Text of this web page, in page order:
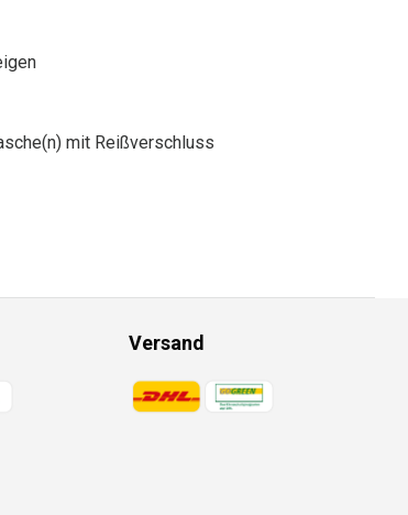
mit Reißverschluss
Versand
Zahlungsmethoden